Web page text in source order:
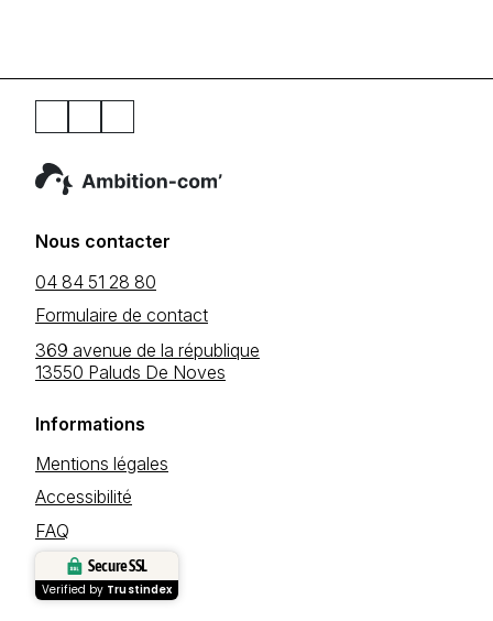
Nous contacter
04 84 51 28 80
Formulaire de contact
369 avenue de la république
13550 Paluds De Noves
Informations
Mentions légales
Accessibilité
FAQ
Secure SSL
Verified by Trustindex